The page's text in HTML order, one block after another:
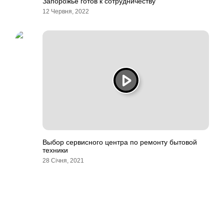
12 Червня, 2022
Выбор сервисного центра по ремонту бытовой
техники
28 Січня, 2021